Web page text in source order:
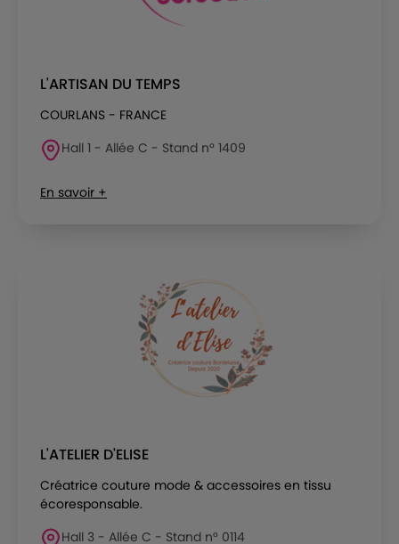
L'ARTISAN DU TEMPS
COURLANS - FRANCE
Hall 1 - Allée C - Stand n° 1409
En savoir +
L'ATELIER D'ELISE
Créatrice couture mode & accessoires en tissu
écoresponsable.
Hall 3 - Allée C - Stand n° 0114